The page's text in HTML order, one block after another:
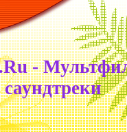
-
саундтреки